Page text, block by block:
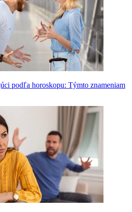
podľa horoskopu: Týmto znameniam